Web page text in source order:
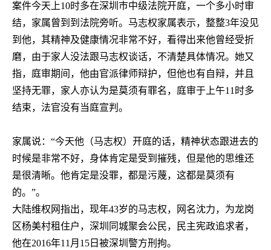
案件今天上10时多在深圳巿中级法院开庭，一个多小时审
结，家属曾到到法院旁听。马志权家属表示，整整3年没见
到他，其精神及健康情况非常不好，看得出来他曾经受折
磨，由于家人没法跟马志权谈话，不清楚具体情况。她又
指，庭审期间，他由官派律师辩护，但他也有自辩，并且
坚持无罪，家人亦认为是莫须有罪名，庭审于上午11 时多
结束，法官没有当庭宣判。
家属说：“今天他（马志权）开庭的话，精神状态跟进去的
时候是非常不好，身体肯定是受到摧残，但是他的思维还
是很清晰。他肯定是没罪，都是污蔑，这都是莫须有
的。”。
大陆维权网指出，现年43岁的马志权，网名沈力，为龙岗
区杨美村租住户，深圳同城聚会公民，民主宪政追求者，
他在2016年11 月 15 日被深圳警方刑拘。